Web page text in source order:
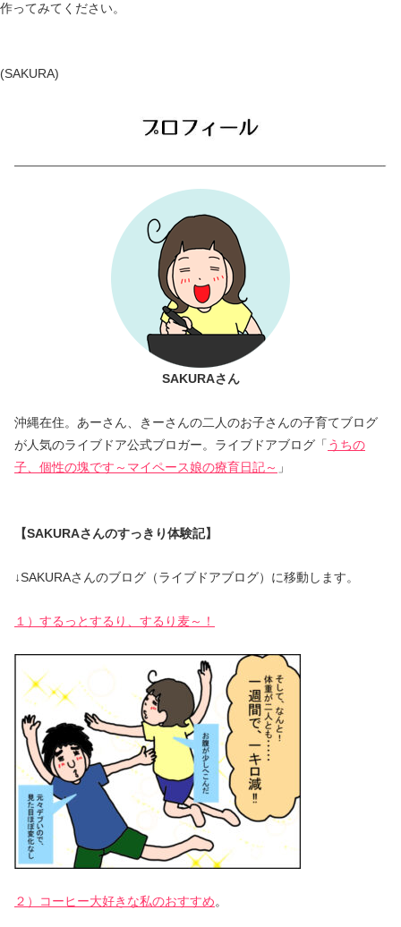
作ってみてください。
(SAKURA)
SAKURAさん
沖縄在住。あーさん、きーさんの二人のお子さんの子育てブログ
が人気のライブドア公式ブロガー。ライブドアブログ「 うちの
子、個性の塊です～マイペース娘の療育日記～ 」
【SAKURAさんのすっきり体験記】
↓SAKURAさんのブログ（ライブドアブログ）に移動します。
１）するっとするり、するり麦～！
２）コーヒー大好きな私のおすすめ。